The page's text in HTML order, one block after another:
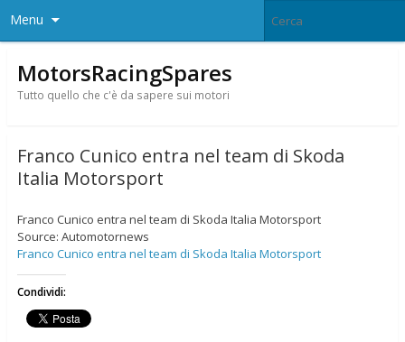
Menu
MotorsRacingSpares
Tutto quello che c'è da sapere sui motori
Franco Cunico entra nel team di Skoda
Italia Motorsport
Franco Cunico entra nel team di Skoda Italia Motorsport
Source: Automotornews
Franco Cunico entra nel team di Skoda Italia Motorsport
Condividi: